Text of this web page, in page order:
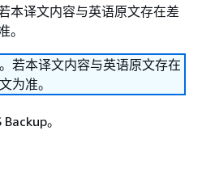
本译文内容与英语原文存在差
。
若本译文内容与英语原文存在
为准。
。